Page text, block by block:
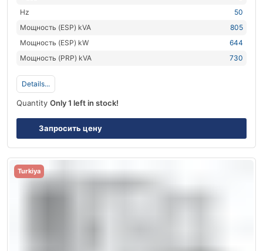
Hz
50
Мощность (ESP) kVA
805
Мощность (ESP) kW
644
Мощность (PRP) kVA
730
Details...
Quantity Only 1 left in stock!
Запросить цену
Turkiya